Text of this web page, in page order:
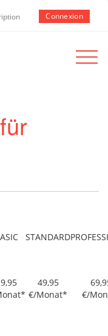
Connexion
Toggle
STANDARD
49,95
€/Monat*
€/